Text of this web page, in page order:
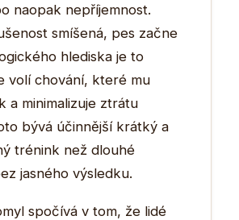
naopak nepříjemnost.
smíšená, pes začne
hlediska je to
volí chování, které mu
a minimalizuje ztrátu
bývá účinnější krátký a
trénink než dlouhé
jasného výsledku.
spočívá v tom, že lidé